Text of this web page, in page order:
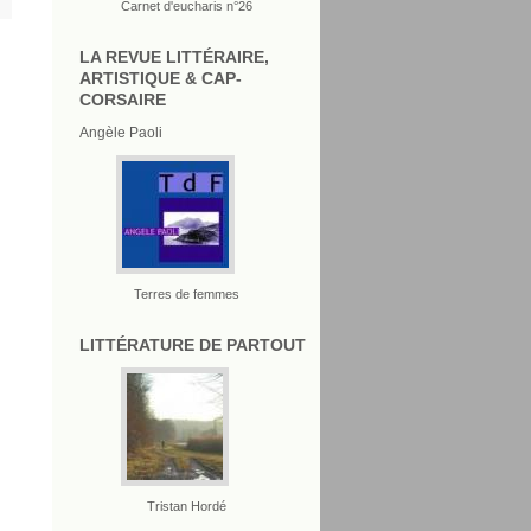
Carnet d'eucharis n°26
LA REVUE LITTÉRAIRE,
ARTISTIQUE & CAP-
CORSAIRE
Angèle Paoli
Terres de femmes
LITTÉRATURE DE PARTOUT
Tristan Hordé